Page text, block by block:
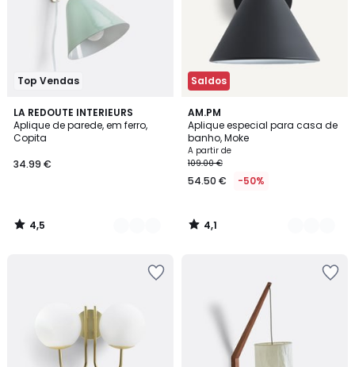
Top Vendas
LA REDOUTE INTERIEURS
Aplique de parede, em ferro,
Copita
34.99 €
4,5
/ 5
7
Cores
4,5
/
Saldos
AM.PM
Aplique especial para casa de
banho, Moke
A partir de
109.00 €
54.50 € -50%
4,1
/ 5
3
Cores
4,1
/